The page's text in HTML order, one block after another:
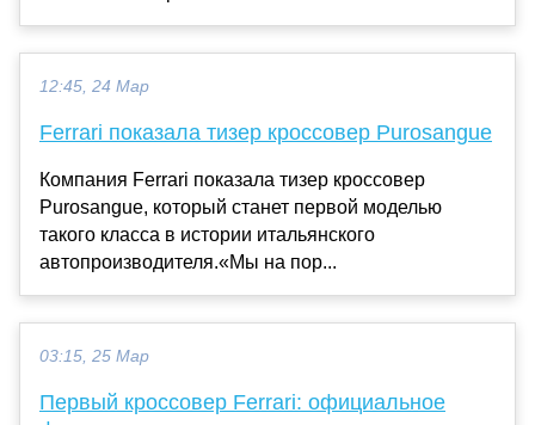
12:45, 24 Мар
Ferrari показала тизер кроссовер Purosangue
Компания Ferrari показала тизер кроссовер
Purosangue, который станет первой моделью
такого класса в истории итальянского
автопроизводителя.«Мы на пор...
03:15, 25 Мар
Первый кроссовер Ferrari: официальное